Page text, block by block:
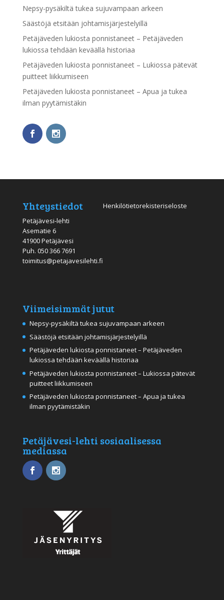
Nepsy-pysäkiltä tukea sujuvampaan arkeen
Säästöjä etsitään johtamisjärjestelyillä
Petäjäveden lukiosta ponnistaneet – Petäjäveden
lukiossa tehdään keväällä historiaa
Petäjäveden lukiosta ponnistaneet – Lukiossa pätevät
puitteet liikkumiseen
Petäjäveden lukiosta ponnistaneet – Apua ja tukea
ilman pyytämistäkin
Yhteystiedot
Petäjävesi-lehti
Asematie 6
41900 Petäjävesi
Puh. 050 366 7691
toimitus@petajavesilehti.fi
Henkilötietorekisteriseloste
Viimeisimmät jutut
Nepsy-pysäkiltä tukea sujuvampaan arkeen
Säästöjä etsitään johtamisjärjestelyillä
Petäjäveden lukiosta ponnistaneet – Petäjäveden
lukiossa tehdään keväällä historiaa
Petäjäveden lukiosta ponnistaneet – Lukiossa pätevät
puitteet liikkumiseen
Petäjäveden lukiosta ponnistaneet – Apua ja tukea
ilman pyytämistäkin
Petäjävesi-lehti sosiaalisessa
mediassa